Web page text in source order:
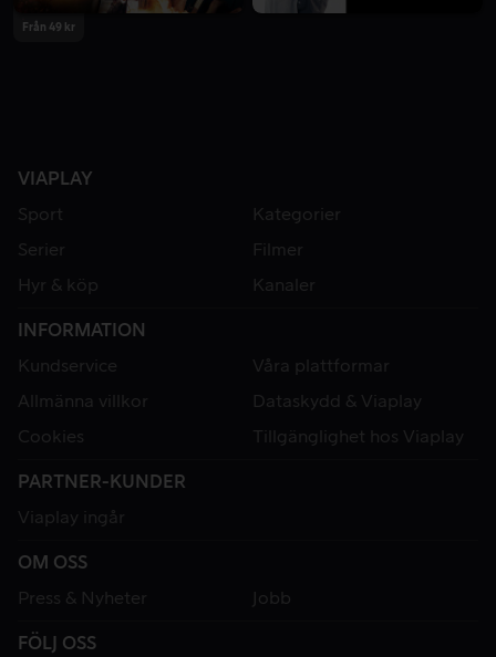
Från 49 kr
VIAPLAY
Sport
Kategorier
Serier
Filmer
Hyr & köp
Kanaler
INFORMATION
Kundservice
Våra plattformar
Allmänna villkor
Dataskydd & Viaplay
Cookies
Tillgänglighet hos Viaplay
PARTNER-KUNDER
Viaplay ingår
OM OSS
Press & Nyheter
Jobb
FÖLJ OSS